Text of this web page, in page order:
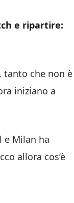
e ripartire:
tanto che non è
iniziano a
e Milan ha
allora cos’è